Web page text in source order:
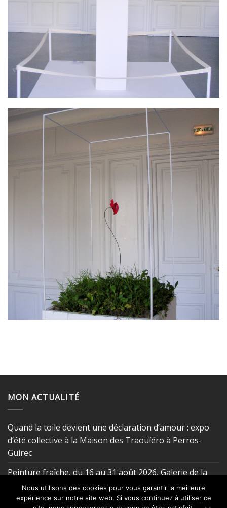
MON ACTUALITÉ
Quand la toile devient une déclaration d’amour : expo
d’été collective à la Maison des Traouïéro à Perros-
Guirec
Peinture fraîche, du 16 au 31 août 2026, Galerie de la
Vieille Cave à Perros-Guirec
Nous utilisons des cookies pour vous garantir la meilleure
expérience sur notre site web. Si vous continuez à utiliser ce